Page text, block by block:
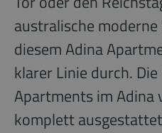
australische
diesem Adina
klarer Linie durch.
Apartments im Adina
komplett